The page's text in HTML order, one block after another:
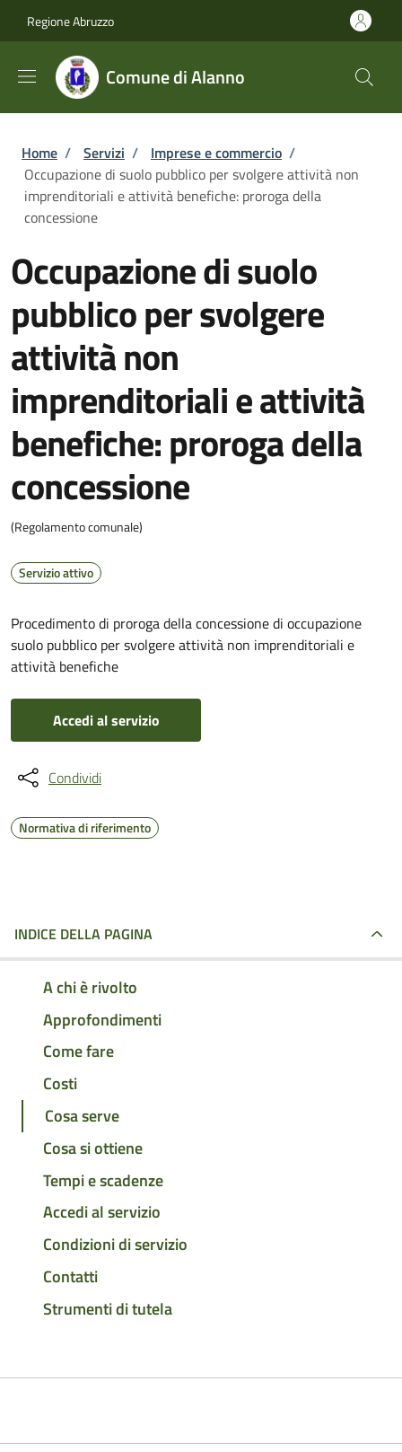
Regione Abruzzo
Comune di Alanno
Briciole di pane
Home / Servizi / Imprese e commercio /
Occupazione di suolo pubblico per svolgere attività non
imprenditoriali e attività benefiche: proroga della
concessione
Occupazione di suolo
pubblico per svolgere
attività non
imprenditoriali e attività
benefiche: proroga della
concessione
(Regolamento comunale)
Servizio attivo
Procedimento di proroga della concessione di occupazione
suolo pubblico per svolgere attività non imprenditoriali e
attività benefiche
Accedi al servizio
Condividi
Normativa di riferimento
INDICE DELLA PAGINA
A chi è rivolto
Approfondimenti
Come fare
Costi
Cosa serve
Cosa si ottiene
Tempi e scadenze
Accedi al servizio
Condizioni di servizio
Contatti
Strumenti di tutela